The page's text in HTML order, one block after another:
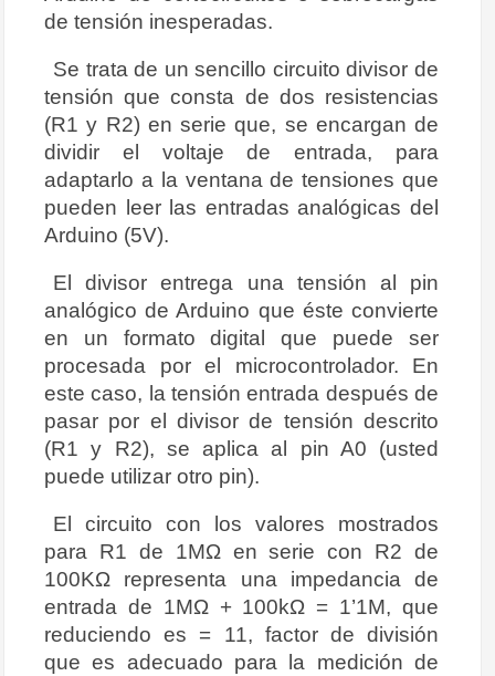
de tensión inesperadas.
Se trata de un sencillo circuito divisor de
tensión que consta de dos resistencias
(R1 y R2) en serie que, se encargan de
dividir el voltaje de entrada, para
adaptarlo a la ventana de tensiones que
pueden leer las entradas analógicas del
Arduino (5V).
El divisor entrega una tensión al pin
analógico de Arduino que éste convierte
en un formato digital que puede ser
procesada por el microcontrolador. En
este caso, la tensión entrada después de
pasar por el divisor de tensión descrito
(R1 y R2), se aplica al pin A0 (usted
puede utilizar otro pin).
El circuito con los valores mostrados
para R1 de 1MΩ en serie con R2 de
100KΩ representa una impedancia de
entrada de 1MΩ + 100kΩ = 1’1M, que
reduciendo es = 11, factor de división
que es adecuado para la medición de